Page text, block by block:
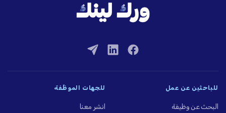
للباحثين عن عمل
البحث عن وظيفة
للجهات الموظِّفة
انشر معنا